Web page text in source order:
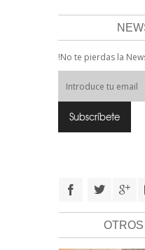
!No te pierdas la